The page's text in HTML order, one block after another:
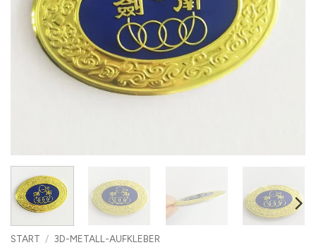
START / 3D-METALL-AUFKLEBER